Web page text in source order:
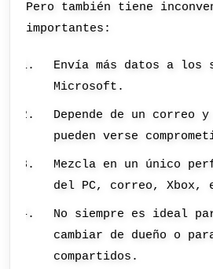
Pero también tiene
importantes:
Envía más datos a los
Microsoft.
Depende de un correo
pueden verse
Mezcla en un único
del PC, correo, Xbox,
No siempre es ideal
cambiar de dueño o
compartidos.